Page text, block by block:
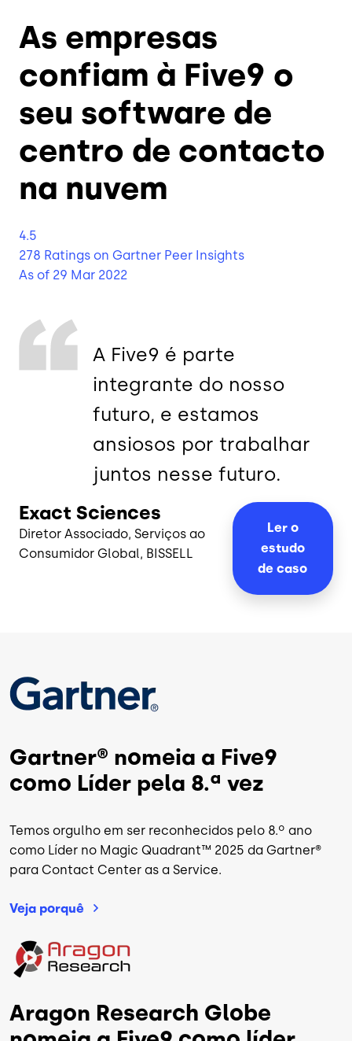
As empresas
confiam à Five9 o
seu software de
centro de contacto
na nuvem
4.5
278 Ratings on Gartner Peer Insights
As of 29 Mar 2022
A Five9 é parte
integrante do nosso
futuro, e estamos
ansiosos por trabalhar
juntos nesse futuro.
Exact Sciences
Diretor Associado, Serviços ao
Consumidor Global, BISSELL
Ler o
estudo
decaso
Imagem
Gartner® nomeia a Five9
como Líder pela 8.ª vez
Temos orgulho em ser reconhecidos pelo 8.º ano
como Líder no Magic Quadrant™ 2025 da Gartner®
para Contact Center as a Service.
Veja porquê
Imagem
Aragon Research Globe